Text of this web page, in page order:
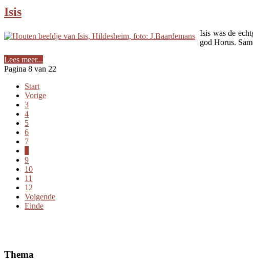
Isis
Isis was de
god Horus.
Lees meer...
Pagina 8 van 22
Start
Vorige
3
4
5
6
7
9
10
11
12
Volgende
Einde
Thema